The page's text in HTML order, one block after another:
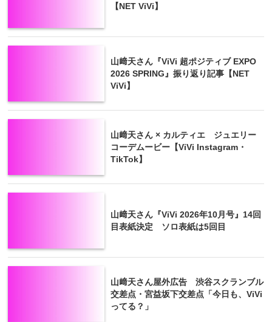
【NET ViVi】
山﨑天さん『ViVi 超ポジティブ EXPO
2026 SPRING』振り返り記事【NET
ViVi】
山﨑天さん × カルティエ ジュエリー
コーデムービー【ViVi Instagram・
TikTok】
山﨑天さん『ViVi 2026年10月号』14回
目表紙決定 ソロ表紙は5回目
山﨑天さん屋外広告 渋谷スクランブル
交差点・宮益坂下交差点「今日も、ViVi
ってる？」